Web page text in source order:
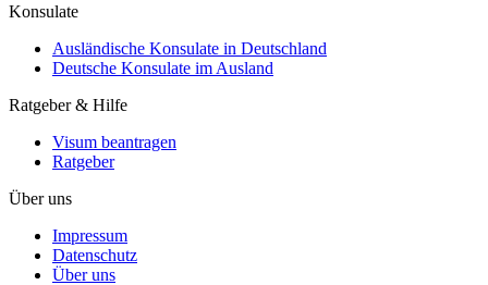
Konsulate
Ausländische Konsulate in Deutschland
Deutsche Konsulate im Ausland
Ratgeber & Hilfe
Visum beantragen
Ratgeber
Über uns
Impressum
Datenschutz
Über uns